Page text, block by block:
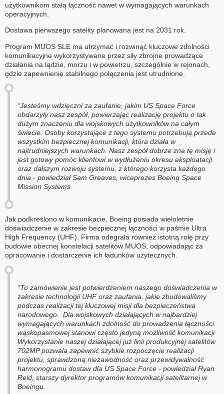
użytkownikom stałą łączność nawet w wymagających warunkach
operacyjnych.
Dostawa pierwszego satelity planowana jest na 2031 rok.
Program MUOS SLE ma utrzymać i rozwinąć kluczowe zdolności
komunikacyjne wykorzystywane przez siły zbrojne prowadzące
działania na lądzie, morzu i w powietrzu, szczególnie w rejonach,
gdzie zapewnienie stabilnego połączenia jest utrudnione.
“Jesteśmy wdzięczni za zaufanie, jakim US Space Force
obdarzyły nasz zespół, powierzając realizację projektu o tak
dużym znaczeniu dla wojskowych użytkowników na całym
świecie. Osoby korzystające z tego systemu potrzebują przede
wszystkim bezpiecznej komunikacji, która działa w
najtrudniejszych warunkach. Nasz zespół dobrze zna tę misję i
jest gotowy pomóc klientowi w wydłużeniu okresu eksploatacji
oraz dalszym rozwoju systemu, z którego korzysta każdego
dnia - powiedział Sam Greaves, wiceprezes Boeing Space
Mission Systems.
Jak podkreślono w komunikacie, Boeing posiada wieloletnie
doświadczenie w zakresie bezpiecznej łączności w paśmie Ultra
High Frequency (UHF). Firma odegrała również istotną rolę przy
budowie obecnej konstelacji satelitów MUOS, odpowiadając za
opracowanie i dostarczenie ich ładunków użytecznych.
“To zamówienie jest potwierdzeniem naszego doświadczenia w
zakresie technologii UHF oraz zaufania, jakie zbudowaliśmy
podczas realizacji tej kluczowej misji dla bezpieczeństwa
narodowego. Dla wojskowych działających w najbardziej
wymagających warunkach zdolność do prowadzenia łączności
wąskopasmowej stanowi często jedyną możliwość komunikacji.
Wykorzystanie naszej działającej już linii produkcyjnej satelitów
702MP pozwala zapewnić szybkie rozpoczęcie realizacji
projektu, sprawdzoną niezawodność oraz przewidywalność
harmonogramu dostaw dla US Space Force - powiedział Ryan
Reid, starszy dyrektor programów komunikacji satelitarnej w
Boeingu.